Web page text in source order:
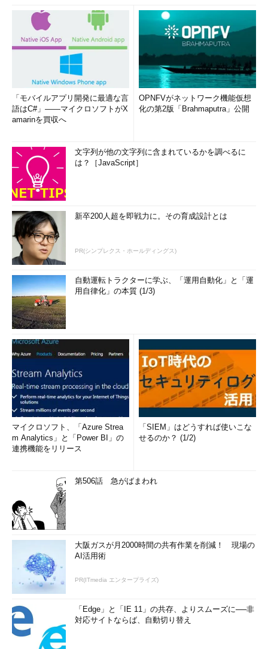
「モバイルアプリ開発に最適な言
語はC#」――マイクロソフトがX
amarinを買収へ
OPNFVがネットワーク機能仮想
化の第2版「Brahmaputra」公開
文字列が他の文字列に含まれているかを調べるに
は？［JavaScript］
新卒200人超を即戦力に。その育成設計とは
PR(シンプレクス・ホールディングス)
自動運転トラクターに学ぶ、「運用自動化」と「運
用自律化」の本質 (1/3)
マイクロソフト、「Azure Strea
m Analytics」と「Power BI」の
連携機能をリリース
「SIEM」はどうすれば使いこな
せるのか？ (1/2)
第506話 急がばまわれ
大阪ガスが月2000時間の共有作業を削減！ 現場の
AI活用術
PR(ITmedia エンタープライズ)
「Edge」と「IE 11」の共存、よりスムーズに──非
対応サイトならば、自動切り替え